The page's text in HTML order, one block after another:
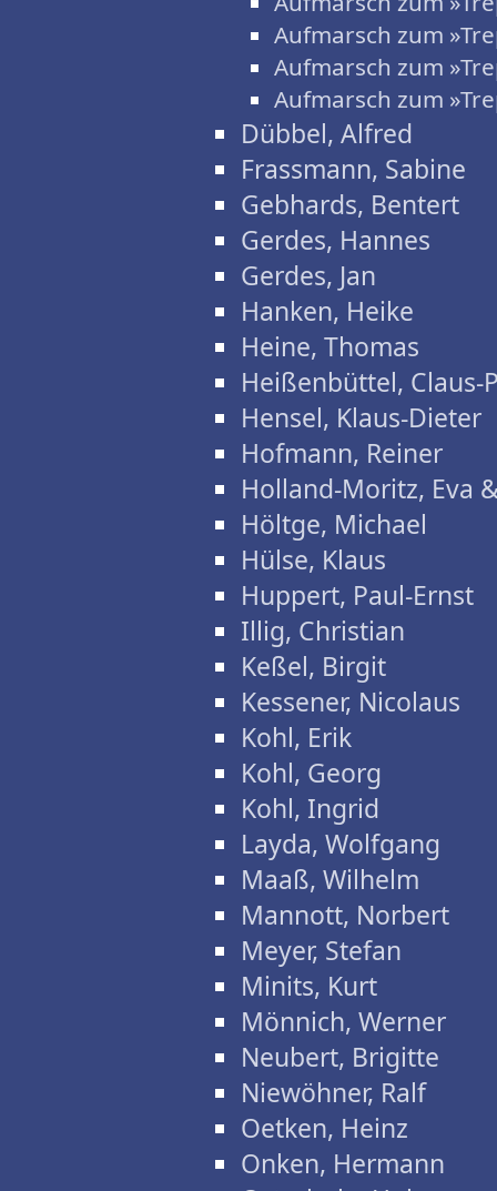
Aufmarsch zum
Aufmarsch zum
Aufmarsch zum
Dübbel, Alfred
Frassmann, Sabine
Gebhards, Bentert
Gerdes, Hannes
Gerdes, Jan
Hanken, Heike
Heine, Thomas
Heißenbüttel, Claus-
Hensel, Klaus-Dieter
Hofmann, Reiner
Holland-Moritz, Eva
Höltge, Michael
Hülse, Klaus
Huppert, Paul-Ernst
Illig, Christian
Keßel, Birgit
Kessener, Nicolaus
Kohl, Erik
Kohl, Georg
Kohl, Ingrid
Layda, Wolfgang
Maaß, Wilhelm
Mannott, Norbert
Meyer, Stefan
Minits, Kurt
Mönnich, Werner
Neubert, Brigitte
Niewöhner, Ralf
Oetken, Heinz
Onken, Hermann